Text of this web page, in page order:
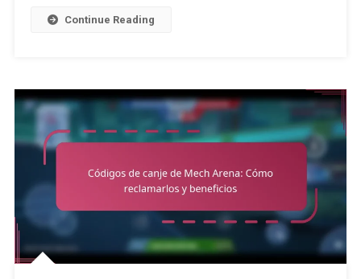
Continue Reading